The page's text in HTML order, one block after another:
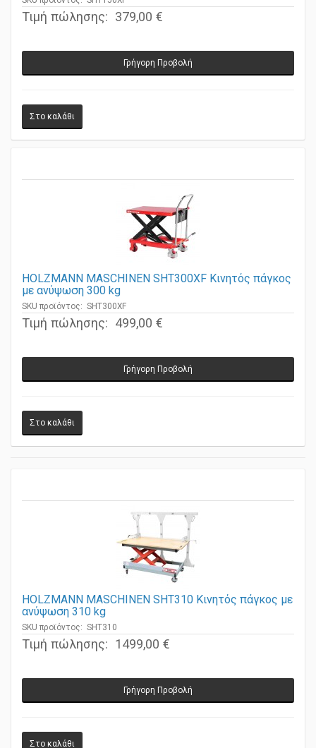
SKU προϊόντος: SHT150XF
Τιμή πώλησης: 379,00 €
HOLZMANN MASCHINEN SHT300XF Κινητός πάγκος
με ανύψωση 300 kg
SKU προϊόντος: SHT300XF
Τιμή πώλησης: 499,00 €
HOLZMANN MASCHINEN SHT310 Κινητός πάγκος με
ανύψωση 310 kg
SKU προϊόντος: SHT310
Τιμή πώλησης: 1499,00 €